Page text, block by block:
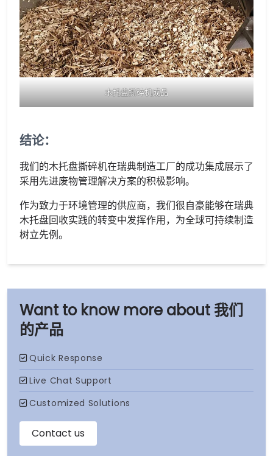
我们
的产品
木托盘撕碎机成品
结论：
我们的木托盘撕碎机在瑞典制造工厂的成功集成展示了
采用先进废物管理解决方案的积极影响。
作为致力于环境管理的供应商，我们很自豪能够在瑞典
木托盘回收实践的转变中发挥作用，为全球可持续制造
树立先​​例。